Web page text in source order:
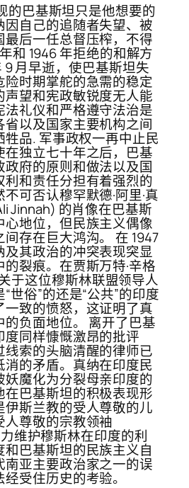
的巴基斯坦只是他想要的
因自己的追随者失望、被
最后一任总督压榨，不得
和 1946 年拒绝的和解方
9 月早逝，使巴基斯坦失
时期掌舵的急需的稳定
声望和宪政敏锐度无人能
礼仪和严格遵守法治是
以及国家主要机构之间
品. 军事政权一再中止民
在独立七十年之后，巴基
府的原则和做法以及国
利和责任分担有着强烈的
可否认穆罕默德·阿里·真
Jinnah) 的肖像在巴基斯
地位，但民族主义偶像
存在巨大鸿沟。 在 1947
其政治的冲突表现突显
裂痕。在贾斯万特·辛格
于这位穆斯林联盟领导人
世俗”的还是“公共”的印度
一致的愤怒，这证明了真
负面地位。 离开了巴基
同样慷慨激昂的批评
索的头脑清醒的律师已
的矛盾。真纳在印度民
魔化为分裂母亲印度的
在巴基斯坦的积极表现形
伊斯兰教的受人尊敬的儿
人尊敬的宗教领袖
维护穆斯林在印度的利
巴基斯坦的民族主义自
南亚主要政治家之一的误
受住历史的考验。